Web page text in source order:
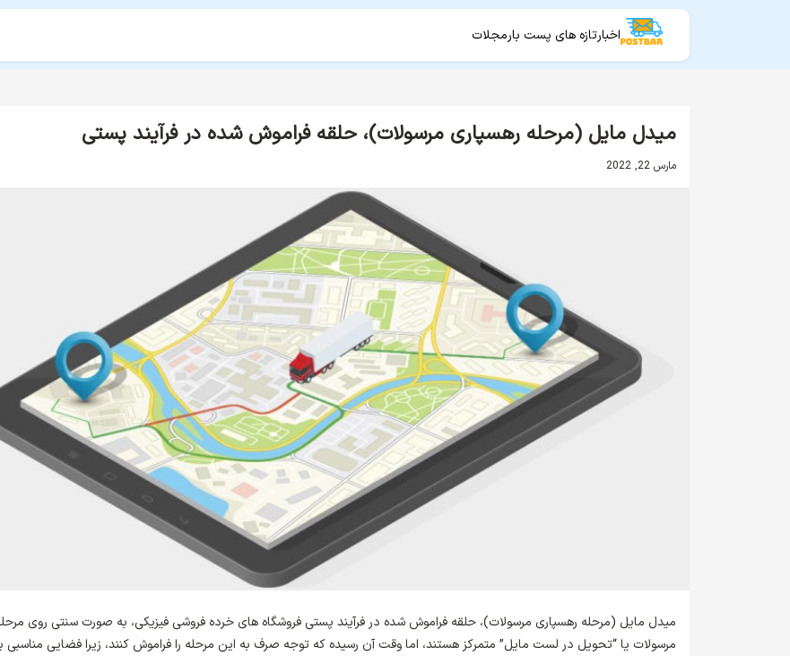
اخبارتازه های پست بارمجلات
میدل­ مایل (مرحله رهسپاری مرسولات)، حلقه فراموش شده در فرآیند پستی
مارس 22, 2022
میدل­ مایل (مرحله رهسپاری مرسولات)، حلقه فراموش شده در فرآیند پستی فروشگاه های خرده فروشی فیزیکی، به صورت سنتی روی
مرسولات یا “تحویل در لست مایل” متمرکز هستند، اما وقت آن رسیده که توجه صرف به این مرحله را فراموش کنند، زیرا فضایی مناسبی